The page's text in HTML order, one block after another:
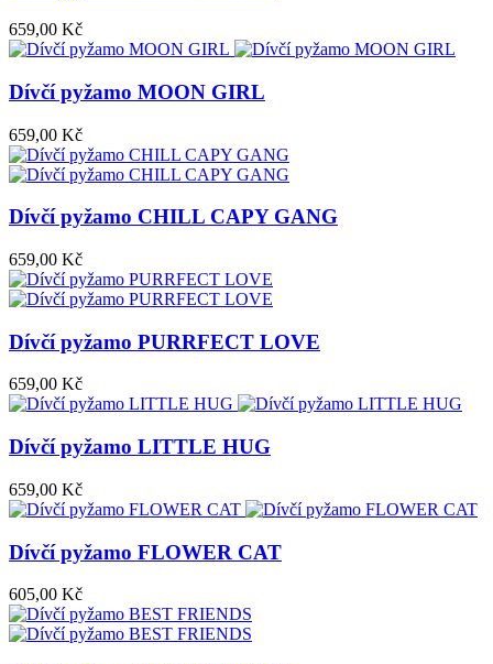
659,00 Kč
Dívčí pyžamo MOON GIRL
659,00 Kč
Dívčí pyžamo CHILL CAPY GANG
659,00 Kč
Dívčí pyžamo PURRFECT LOVE
659,00 Kč
Dívčí pyžamo LITTLE HUG
659,00 Kč
Dívčí pyžamo FLOWER CAT
605,00 Kč